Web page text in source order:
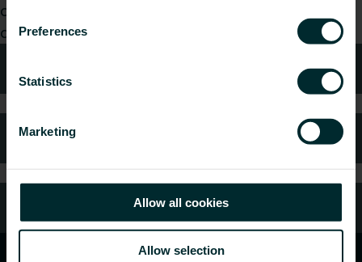
Preferences
Statistics
Marketing
Allow all cookies
Allow selection
categorie en wij helpen je graag met jouw
aanvraag.
Veelgestelde vragen
Klantenservice